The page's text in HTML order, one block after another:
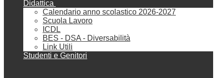
Didattica
Calendario anno scolastico 2026-2027
Scuola Lavoro
ICDL
BES - DSA - Diversabilità
Link Utili
Studenti e Genitori